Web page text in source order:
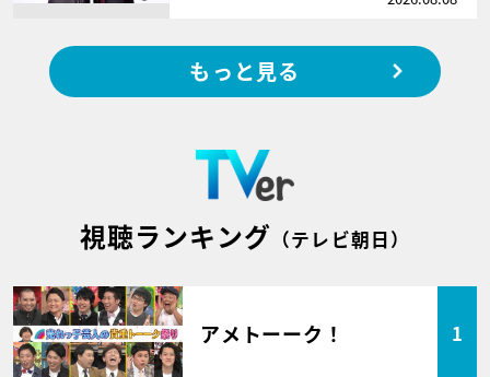
もっと見る
視聴ランキング （テレビ朝日）
アメトーーク！ 1